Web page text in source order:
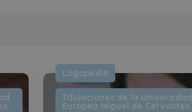
Logopedia
Titulaciones de la Universidad
Europea Miguel de Cervantes